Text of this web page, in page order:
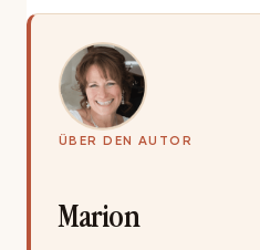
ÜBER DEN AUTOR
Marion